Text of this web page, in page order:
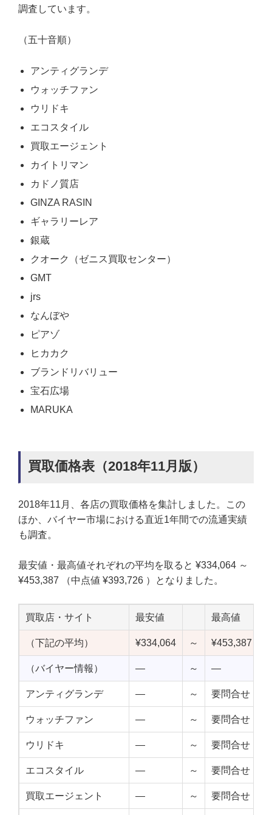
調査しています。
（五十音順）
アンティグランデ
ウォッチファン
ウリドキ
エコスタイル
買取エージェント
カイトリマン
カドノ質店
GINZA RASIN
ギャラリーレア
銀蔵
クオーク（ゼニス買取センター）
GMT
jrs
なんぼや
ピアゾ
ヒカカク
ブランドリバリュー
宝石広場
MARUKA
買取価格表（2018年11月版）
2018年11月、各店の買取価格を集計しました。この
ほか、バイヤー市場における直近1年間での流通実績
も調査。
最安値・最高値それぞれの平均を取ると ¥334,064 ～
¥453,387 （中点値 ¥393,726 ）となりました。
買取店・サイト 最安値 最高値
（下記の平均） ¥334,064 ～ ¥453,387
（バイヤー情報） — ～ —
アンティグランデ — ～ 要問合せ
ウォッチファン — ～ 要問合せ
ウリドキ — ～ 要問合せ
エコスタイル — ～ 要問合せ
買取エージェント — ～ 要問合せ